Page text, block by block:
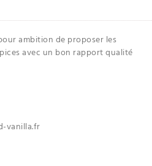
ambition de proposer les
avec un bon rapport qualité
vanilla.fr